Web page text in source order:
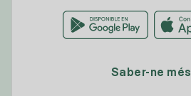
Saber-ne més